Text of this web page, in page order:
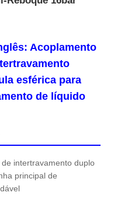
Acoplamento
esférica para
de líquido
intertravamento duplo
principal de